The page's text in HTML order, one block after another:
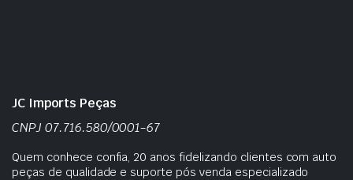
JC Imports Peças
CNPJ 07.716.580/0001-67
Quem conhece confia, 20 anos fidelizando clientes com auto
peças de qualidade e suporte pós venda especializado